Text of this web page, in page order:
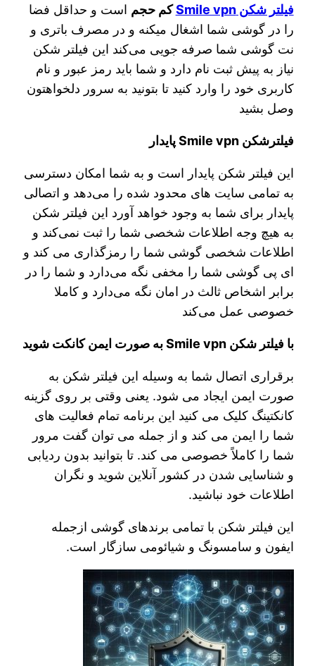
فیلتر شکن Smile vpn کم حجم است و حداقل فضا
را در گوشی شما اشغال میکنه و در مصرف باتری و
نت گوشی شما صرفه جویی می‌کند این فیلتر شکن
نیاز به پیش ثبت نام دارد و شما باید رمز عبور و نام
کاربری خود را وارد کنید تا بتونید به سرور دلخواهتون
وصل بشید
فیلترشکن Smile vpn پایدار
این فیلتر شکن پایدار است و به شما امکان دسترسی
به تمامی سایت های محدود شده را می‌دهد و اتصالی
پایدار برای شما به وجود خواهد آورد این فیلتر شکن
به هیچ وجه اطلاعات شخصی شما را ثبت نمی‌کند و
اطلاعات شخصی گوشی شما را رمزگذاری می کند و
ای پی گوشی شما را مخفی نگه می‌دارد و شما را در
برابر اشخاص ثالث در امان نگه می‌دارد و کاملا
خصوصی عمل می‌کند
با فیلتر شکن Smile vpn به صورت ایمن کانکت شوید
برقراری اتصال شما به وسیله این فیلتر شکن به
صورت ایمن ایجاد می شود. یعنی وقتی بر روی گزینه
کانکتینگ کلیک می‌ کنید این برنامه تمام فعالیت‌ های
شما را ایمن می‌ کند و از جمله می‌ توان گفت مرور
شما را کاملاً خصوصی می‌ کند. تا بتوانید بدون ردیابی
و شناسایی شدن در کشور آنلاین شوید و نگران
اطلاعات خود نباشید.
این فیلتر شکن با تمامی برندهای گوشی ازجمله
ایفون و سامسونگ و شیائومی سازگار است.